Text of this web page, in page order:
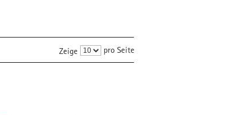
Zeige pro Seite